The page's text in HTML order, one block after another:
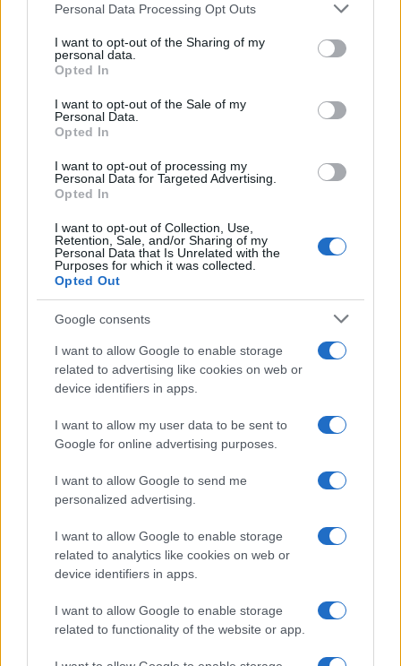
Please note that this website/app uses one or more Google
not limited to your visit or usage behaviour. You may click to
grant or deny consent to Google and its third-party tags to
use your data for below specified purposes in below Google
consent section.
Personal Data Processing Opt Outs
I want to opt-out of the Sharing of my
personal data.
Opted In
I want to opt-out of the Sale of my
Personal Data.
Opted In
I want to opt-out of processing my
Personal Data for Targeted Advertising.
Opted In
I want to opt-out of Collection, Use,
Retention, Sale, and/or Sharing of my
Personal Data that Is Unrelated with the
Purposes for which it was collected.
Opted Out
Google consents
I want to allow Google to enable storage
related to advertising like cookies on web or
device identifiers in apps.
I want to allow my user data to be sent to
Google for online advertising purposes.
I want to allow Google to send me
personalized advertising.
I want to allow Google to enable storage
related to analytics like cookies on web or
device identifiers in apps.
I want to allow Google to enable storage
related to functionality of the website or app.
Andrés Rodríguez, madrileño de 33 años con aire moderno y relajado,
una bicicleta. Defiende un periodismo cercano que prioriza testimonios
vecinales frente a titulares fríos; vive en Malasaña y compagina crónicas
con proyectos de audio local.
Contacto:
ARTÍCULO ANTERIOR
Más leídos
SALUD Y BIENESTAR